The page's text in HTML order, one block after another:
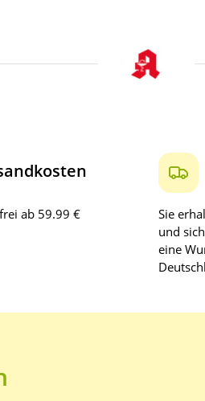
ab 59.99 €
Sie
und
eine